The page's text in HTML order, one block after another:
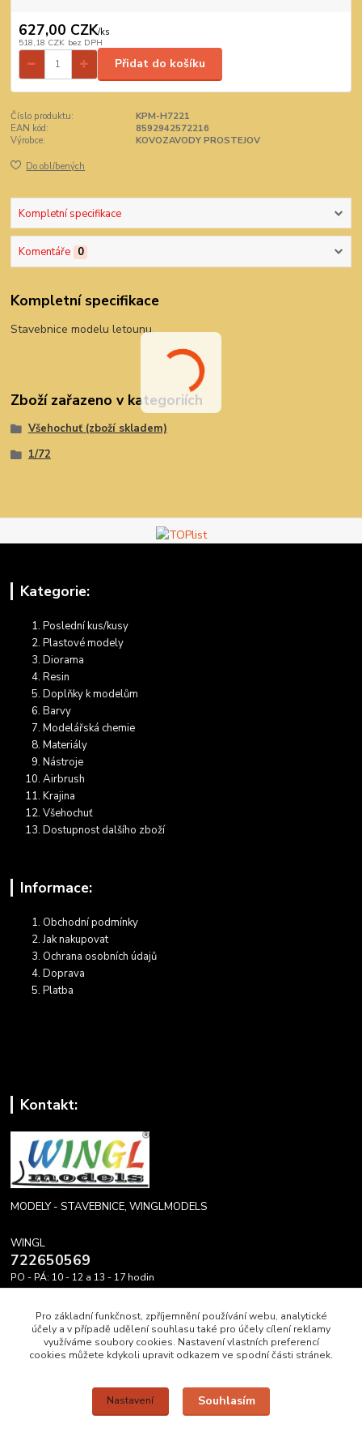
627,00 CZK/ks
518,18 CZK bez DPH
Přidat do košíku
Číslo produktu:
KPM-H7221
EAN kód:
8592942572216
Výrobce:
KOVOZAVODY PROSTEJOV
Do oblíbených
Kompletní specifikace
Komentáře 0
Kompletní specifikace
Stavebnice modelu letounu.
Zboží zařazeno v kategoriích
Všehochuť (zboží skladem)
1/72
Kategorie:
Poslední kus/kusy
Plastové modely
Diorama
Resin
Doplňky k modelům
Barvy
Modelářská chemie
Materiály
Nástroje
Airbrush
Krajina
Všehochuť
Dostupnost dalšího zboží
Informace:
Obchodní podmínky
Jak nakupovat
Ochrana osobních údajů
Doprava
Platba
Kontakt:
MODELY - STAVEBNICE, WINGLMODELS
WINGL
722650569
PO - PÁ: 10 - 12 a 13 - 17 hodin
Upravit sběr cookies.
Pro základní funkčnost, zpříjemnění používání webu, analytické
účely a v případě udělení souhlasu také pro účely cílení reklamy
využíváme soubory cookies. Nastavení vlastních preferencí
cookies můžete kdykoli upravit odkazem ve spodní části stránek.
Nastavení Souhlasím